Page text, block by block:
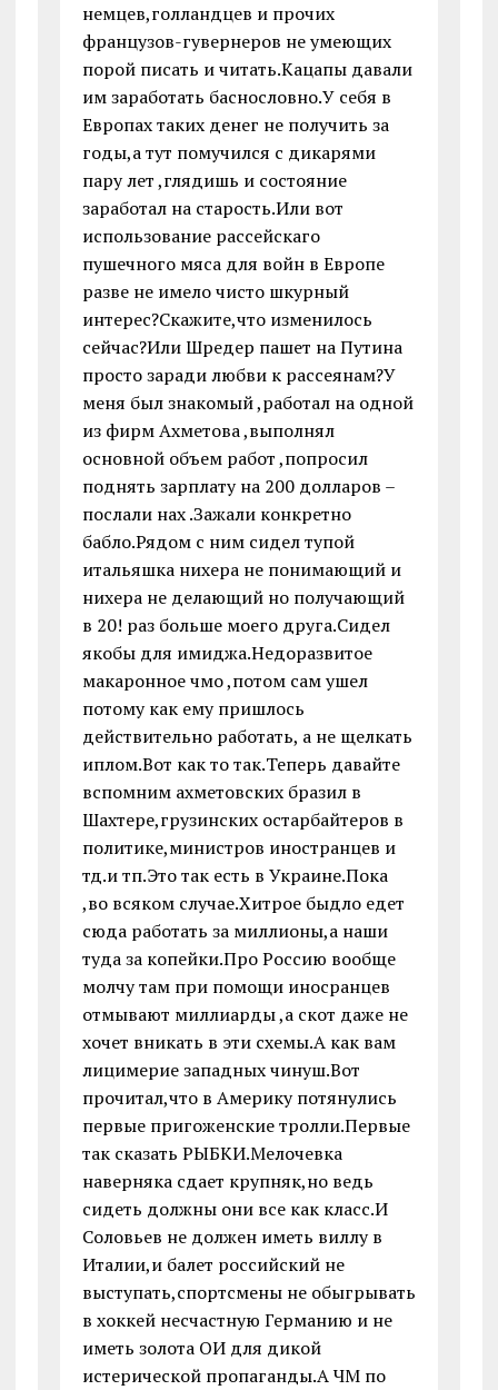
немцев,голландцев и прочих
французов-гувернеров не умеющих
порой писать и читать.Кацапы давали
им заработать баснословно.У себя в
Европах таких денег не получить за
годы,а тут помучился с дикарями
пару лет ,глядишь и состояние
заработал на старость.Или вот
использование рассейскаго
пушечного мяса для войн в Европе
разве не имело чисто шкурный
интерес?Скажите,что изменилось
сейчас?Или Шредер пашет на Путина
просто заради любви к рассеянам?У
меня был знакомый ,работал на одной
из фирм Ахметова ,выполнял
основной объем работ ,попросил
поднять зарплату на 200 долларов –
послали нах .Зажали конкретно
бабло.Рядом с ним сидел тупой
итальяшка нихера не понимающий и
нихера не делающий но получающий
в 20! раз больше моего друга.Сидел
якобы для имиджа.Недоразвитое
макаронное чмо ,потом сам ушел
потому как ему пришлось
действительно работать, а не щелкать
иплом.Вот как то так.Теперь давайте
вспомним ахметовских бразил в
Шахтере,грузинских остарбайтеров в
политике,министров иностранцев и
тд.и тп.Это так есть в Украине.Пока
,во всяком случае.Хитрое быдло едет
сюда работать за миллионы,а наши
туда за копейки.Про Россию вообще
молчу там при помощи иносранцев
отмывают миллиарды ,а скот даже не
хочет вникать в эти схемы.А как вам
лицимерие западных чинуш.Вот
прочитал,что в Америку потянулись
первые пригоженские тролли.Первые
так сказать РЫБКИ.Мелочевка
наверняка сдает крупняк,но ведь
сидеть должны они все как класс.И
Соловьев не должен иметь виллу в
Италии,и балет российский не
выступать,спортсмены не обыгрывать
в хоккей несчастную Германию и не
иметь золота ОИ для дикой
истерической пропаганды.А ЧМ по